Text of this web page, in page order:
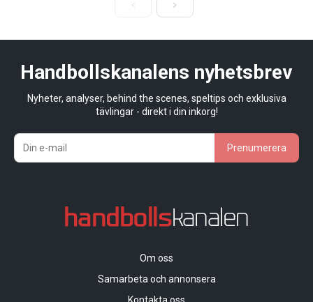
Handbollskanalens nyhetsbrev
Nyheter, analyser, behind the scenes, speltips och exklusiva
tävlingar - direkt i din inkorg!
Prenumerera
Om oss
Samarbeta och annonsera